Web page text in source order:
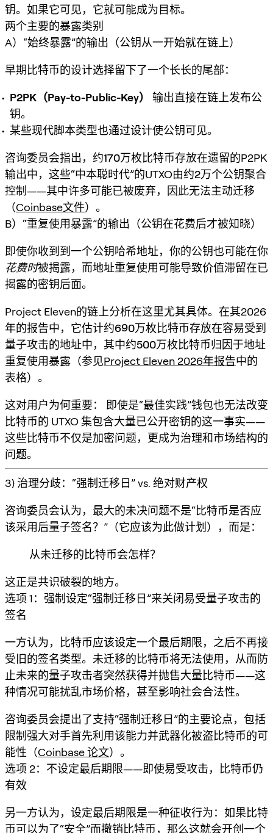
钥。如果它可见，它就可能成为目标。
两个主要的暴露类别
A）“始终暴露”的输出（公钥从一开始就在链上）
早期比特币的设计选择留下了一个长长的尾部：
P2PK（Pay-to-Public-Key）
输出直接在链上发布公
钥。
某些现代脚本类型也通过设计使公钥可见。
咨询委员会指出，约170万枚比特币存放在遗留的P2PK
输出中，这些“中本聪时代”的UTXO由约2万个公钥聚合
控制——其中许多可能已被废弃，因此无法主动迁移
（Coinbase文件）。
B）“重复使用暴露”的输出（公钥在花费后才被知晓）
即使你收到到一个公钥哈希地址，你的公钥也可能在你
花费时被揭露，而地址重复使用可能导致价值滞留在已
揭露的密钥后面。
Project Eleven的链上分析在这里尤其具体。在其2026
年的报告中，它估计约690万枚比特币存放在容易受到
量子攻击的地址中，其中约500万枚比特币归因于地址
重复使用暴露 （参见Project Eleven 2026年报告中的
表格）。
这对用户为何重要：
即使是“最佳实践”钱包也无法改变
比特币的 UTXO 集包含大量已公开密钥的这一事实——
这些比特币不仅是加密问题，更成为治理和市场结构的
问题。
3) 治理分歧：“强制迁移日” vs. 绝对财产权
咨询委员会认为，最大的未决问题不是“比特币是否应
该采用后量子签名？”（它应该为此做计划），而是：
从未迁移的比特币会怎样？
这正是共识破裂的地方。
选项 1：强制设定“强制迁移日”来关闭易受量子攻击的
签名
一方认为，比特币应该设定一个最后期限，之后不再接
受旧的签名类型。未迁移的比特币将无法使用 ，从而防
止未来的量子攻击者突然获得并抛售大量比特币——这
种情况可能扰乱市场价格，甚至影响社会合法性。
咨询委员会提出了支持“强制迁移日”的主要论点，包括
限制强大对手首先利用该能力并武器化被盗比特币的可
能性（Coinbase 论文）。
选项 2：不设定最后期限——即使易受攻击，比特币仍
有效
另一方认为，设定最后期限是一种征收行为：如果比特
币可以为了“安全”而撤销比特币，那么这就会开创一个